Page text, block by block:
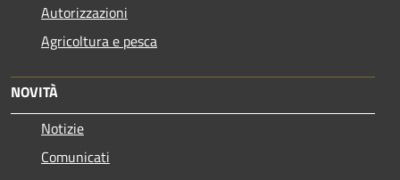
Autorizzazioni
Agricoltura e pesca
NOVITÀ
Notizie
Comunicati